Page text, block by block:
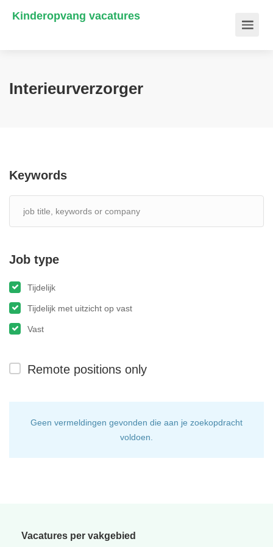
Kinderopvang vacatures
Interieurverzorger
Keywords
Job type
Tijdelijk
Tijdelijk met uitzicht op vast
Vast
Remote positions only
Geen vermeldingen gevonden die aan je zoekopdracht
voldoen.
Vacatures per vakgebied